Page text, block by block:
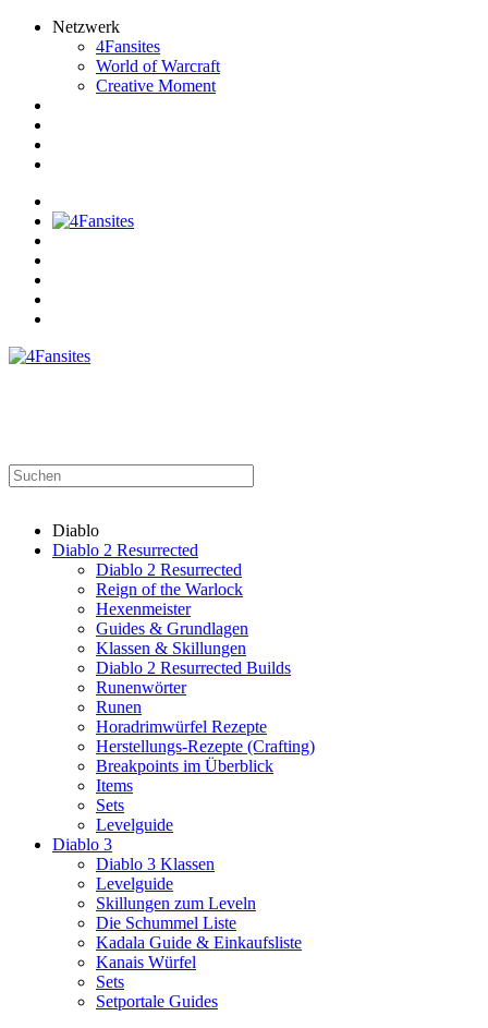
Netzwerk
4Fansites
World of Warcraft
Creative Moment
Diablo
Diablo 2 Resurrected
Diablo 2 Resurrected
Reign of the Warlock
Hexenmeister
Guides & Grundlagen
Klassen & Skillungen
Diablo 2 Resurrected Builds
Runenwörter
Runen
Horadrimwürfel Rezepte
Herstellungs-Rezepte (Crafting)
Breakpoints im Überblick
Items
Sets
Levelguide
Diablo 3
Diablo 3 Klassen
Levelguide
Skillungen zum Leveln
Die Schummel Liste
Kadala Guide & Einkaufsliste
Kanais Würfel
Sets
Setportale Guides